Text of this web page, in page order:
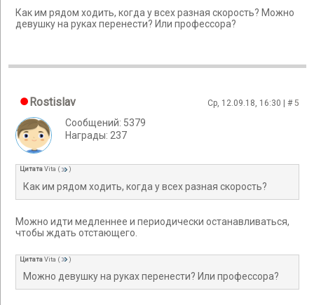
Как им рядом ходить, когда у всех разная скорость? Можно
девушку на руках перенести? Или профессора?
Rostislav Ср, 12.09.18, 16:30 | #5
Сообщений: 5379
Награды: 237
ЦитатаVita ( )
Как им рядом ходить, когда у всех разная скорость?
Можно идти медленнее и периодически останавливаться,
чтобы ждать отстающего.
ЦитатаVita ( )
Можно девушку на руках перенести? Или профессора?